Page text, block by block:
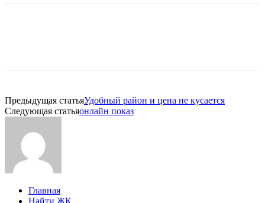
Предыдущая статьяУдобный район и цена не кусается
Следующая статьяонлайн показ
Главная
Найти ЖК